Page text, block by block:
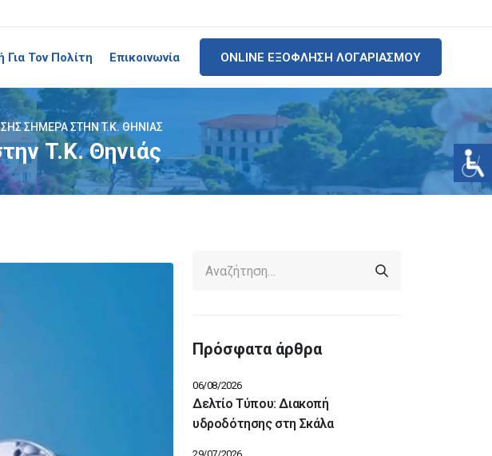
Για Τον Πολίτη Επικοινωνία ONLINE ΕΞΟΦΛΗΣΗ ΛΟΓΑΡΙΑΣΜΟΥ
ΣΉΜΕΡΑ ΣΤΗΝ T.K. ΘΗΝΙΆΣ
T.K. Θηνιάς
Πρόσφατα άρθρα
Δελτίο Τύπου: Διακοπή
υδροδότησης στη Σκάλα
06/08/2026